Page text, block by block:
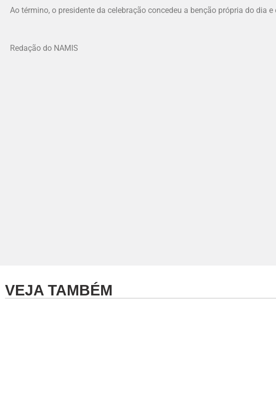
Ao término, o presidente da celebração concedeu a benção própria do dia
Redação do NAMIS
VEJA TAMBÉM